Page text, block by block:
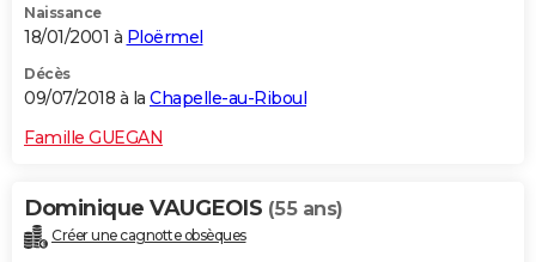
Naissance
18/01/2001 à Ploërmel
Décès
09/07/2018 à la Chapelle-au-Riboul
Famille GUEGAN
Dominique VAUGEOIS (55 ans)
Créer une cagnotte obsèques